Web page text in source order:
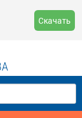
Скачать